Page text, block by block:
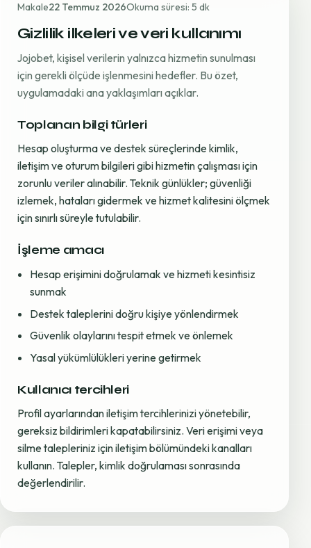
Makale22 Temmuz 2026Okuma süresi: 5 dk
Gizlilik ilkeleri ve veri kullanımı
Jojobet, kişisel verilerin yalnızca hizmetin sunulması
için gerekli ölçüde işlenmesini hedefler. Bu özet,
uygulamadaki ana yaklaşımları açıklar.
Toplanan bilgi türleri
Hesap oluşturma ve destek süreçlerinde kimlik,
iletişim ve oturum bilgileri gibi hizmetin çalışması için
zorunlu veriler alınabilir. Teknik günlükler; güvenliği
izlemek, hataları gidermek ve hizmet kalitesini ölçmek
için sınırlı süreyle tutulabilir.
İşleme amacı
Hesap erişimini doğrulamak ve hizmeti kesintisiz
sunmak
Destek taleplerini doğru kişiye yönlendirmek
Güvenlik olaylarını tespit etmek ve önlemek
Yasal yükümlülükleri yerine getirmek
Kullanıcı tercihleri
Profil ayarlarından iletişim tercihlerinizi yönetebilir,
gereksiz bildirimleri kapatabilirsiniz. Veri erişimi veya
silme talepleriniz için iletişim bölümündeki kanalları
kullanın. Talepler, kimlik doğrulaması sonrasında
değerlendirilir.